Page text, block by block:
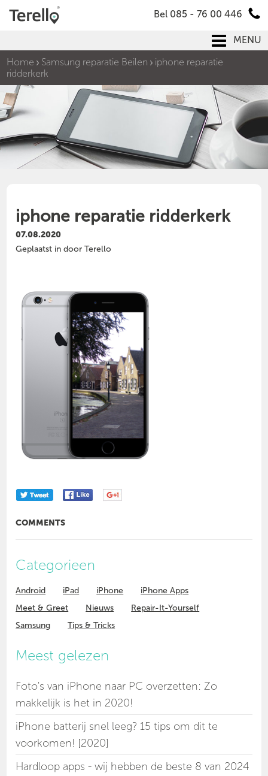
Bel 085 - 76 00 446
MENU
Home
Samsung reparatie Beilen
iphone reparatie
ridderkerk
iphone reparatie ridderkerk
07.08.2020
Geplaatst in door Terello
COMMENTS
Categorieen
Android iPad iPhone
iPhone Apps
Meet & Greet
Nieuws
Repair-It-Yourself
Samsung
Tips & Tricks
Meest gelezen
Foto's van iPhone naar PC overzetten: Zo
makkelijk is het in 2020!
iPhone batterij snel leeg? 15 tips om dit te
voorkomen! [2020]
Hardloop apps - wij hebben de beste 8 van 2024